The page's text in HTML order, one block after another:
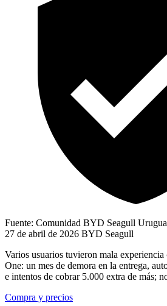
Fuente: Comunidad BYD Seagull
27 de abril de 2026 BYD Seagull
Varios usuarios tuvieron mala
One: un mes de demora en la entrega,
e intentos de cobrar 5.000 extra de más;
Compra y precios